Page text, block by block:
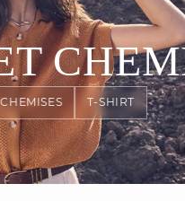
T-SHIRT